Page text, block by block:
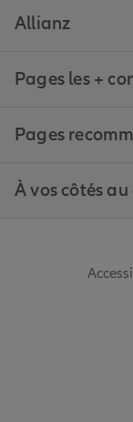
Allianz
Pages les +
Pages
À vos côtés